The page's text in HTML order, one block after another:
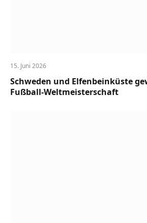
15. Juni 2026
Schweden und Elfenbeinküste
Fußball-Weltmeisterschaft